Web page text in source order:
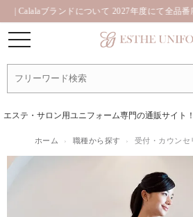
ブランドについて 2027年度にて全品番廃番とな
エステ・サロン用ユニフォーム専門の通販サイト
ホーム › 職種から探す › 受付・カウンセ